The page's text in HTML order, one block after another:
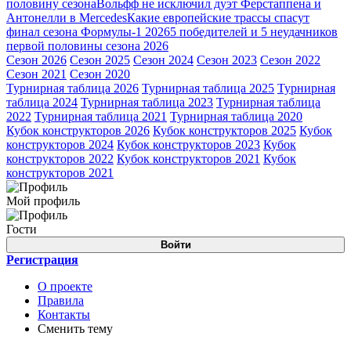
половину сезонаВольфф не исключил дуэт Ферстаппена и
Антонелли в MercedesКакие европейские трассы спасут
финал сезона Формулы-1 20265 победителей и 5 неудачников
первой половины сезона 2026
Сезон 2026 Сезон 2025 Сезон 2024 Сезон 2023 Сезон 2022
Сезон 2021 Сезон 2020
Турнирная таблица 2026 Турнирная таблица 2025 Турнирная
таблица 2024 Турнирная таблица 2023 Турнирная таблица
2022 Турнирная таблица 2021 Турнирная таблица 2020
Кубок конструкторов 2026 Кубок конструкторов 2025 Кубок
конструкторов 2024 Кубок конструкторов 2023 Кубок
конструкторов 2022 Кубок конструкторов 2021 Кубок
конструкторов 2021
Мой профиль
Гости
Войти
Регистрация
О проекте
Правила
Контакты
Сменить тему